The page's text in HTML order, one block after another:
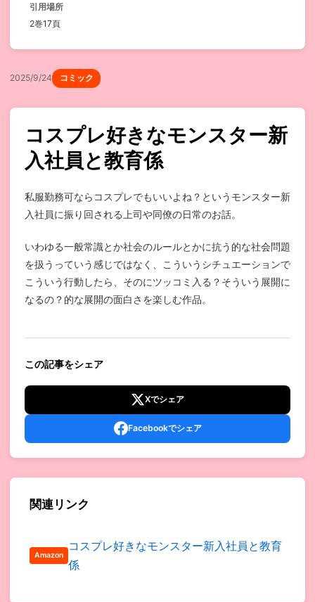
引用場所
2巻17頁
2025/9/24 コミック
コスプレ好きなモンスター新
入社員と教育係
私服勤務可ならコスプレでもいいよね？というモンスター新
入社員に振り回される上司や同僚の日常のお話。
いわゆる一般常識とか社会のルールとかに抗う的な社会問題
を扱うっていう感じではなく、こういうシチュエーションで
こういう行動したら、そのにツッコミ入る？そういう展開に
なるの？的な展開の面白さを楽しむ作品。
この記事をシェア
Xでシェア
Facebookでシェア
関連リンク
Amazon
コスプレ好きなモンスター新入社員と教育
係